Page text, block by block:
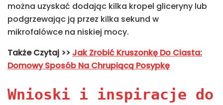
można uzyskać dodając kilka kropel gliceryny lub
podgrzewając ją przez kilka sekund w
mikrofalówce na niskiej mocy.
Także Czytaj >> Jak Zrobić Kruszonkę Do Ciasta:
Domowy Sposób Na Chrupiącą Posypkę
Wnioski i inspiracje do